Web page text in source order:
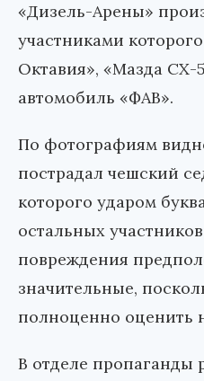
«Дизель-Арены»
участниками
Октавия», «Мазда СХ-
автомобиль «ФАВ».
По фотографиям
пострадал чешский
которого ударом
остальных
повреждения
значительные,
полноценно оценить
В отделе пропаганды